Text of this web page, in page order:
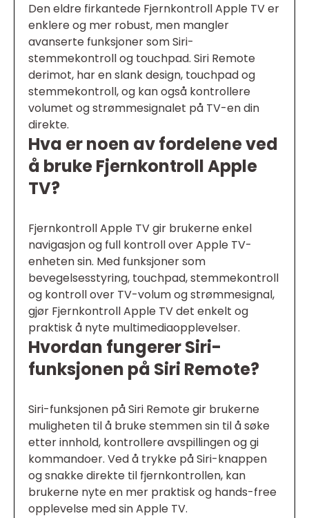
Den eldre firkantede Fjernkontroll Apple TV er
enklere og mer robust, men mangler
avanserte funksjoner som Siri-
stemmekontroll og touchpad. Siri Remote
derimot, har en slank design, touchpad og
stemmekontroll, og kan også kontrollere
volumet og strømmesignalet på TV-en din
direkte.
Hva er noen av fordelene ved
å bruke Fjernkontroll Apple
TV?
Fjernkontroll Apple TV gir brukerne enkel
navigasjon og full kontroll over Apple TV-
enheten sin. Med funksjoner som
bevegelsesstyring, touchpad, stemmekontroll
og kontroll over TV-volum og strømmesignal,
gjør Fjernkontroll Apple TV det enkelt og
praktisk å nyte multimediaopplevelser.
Hvordan fungerer Siri-
funksjonen på Siri Remote?
Siri-funksjonen på Siri Remote gir brukerne
muligheten til å bruke stemmen sin til å søke
etter innhold, kontrollere avspillingen og gi
kommandoer. Ved å trykke på Siri-knappen
og snakke direkte til fjernkontrollen, kan
brukerne nyte en mer praktisk og hands-free
opplevelse med sin Apple TV.